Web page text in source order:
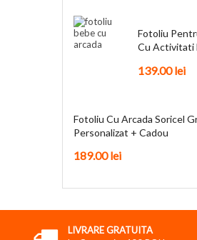
Fotoliu
Cu Activitati
139.00lei
Fotoliu Cu Arcada Soricel
Personalizat + Cadou
189.00lei
LIVRARE GRATUITA